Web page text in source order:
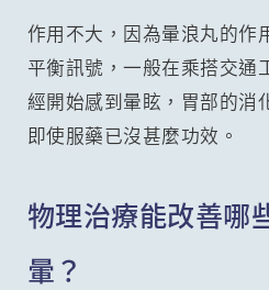
作用不大，因為暈浪丸的作
平衡訊號，一般在乘搭交通
經開始感到暈眩，胃部的消
即使服藥已沒甚麼功效。
物理治療能改善哪
暈？